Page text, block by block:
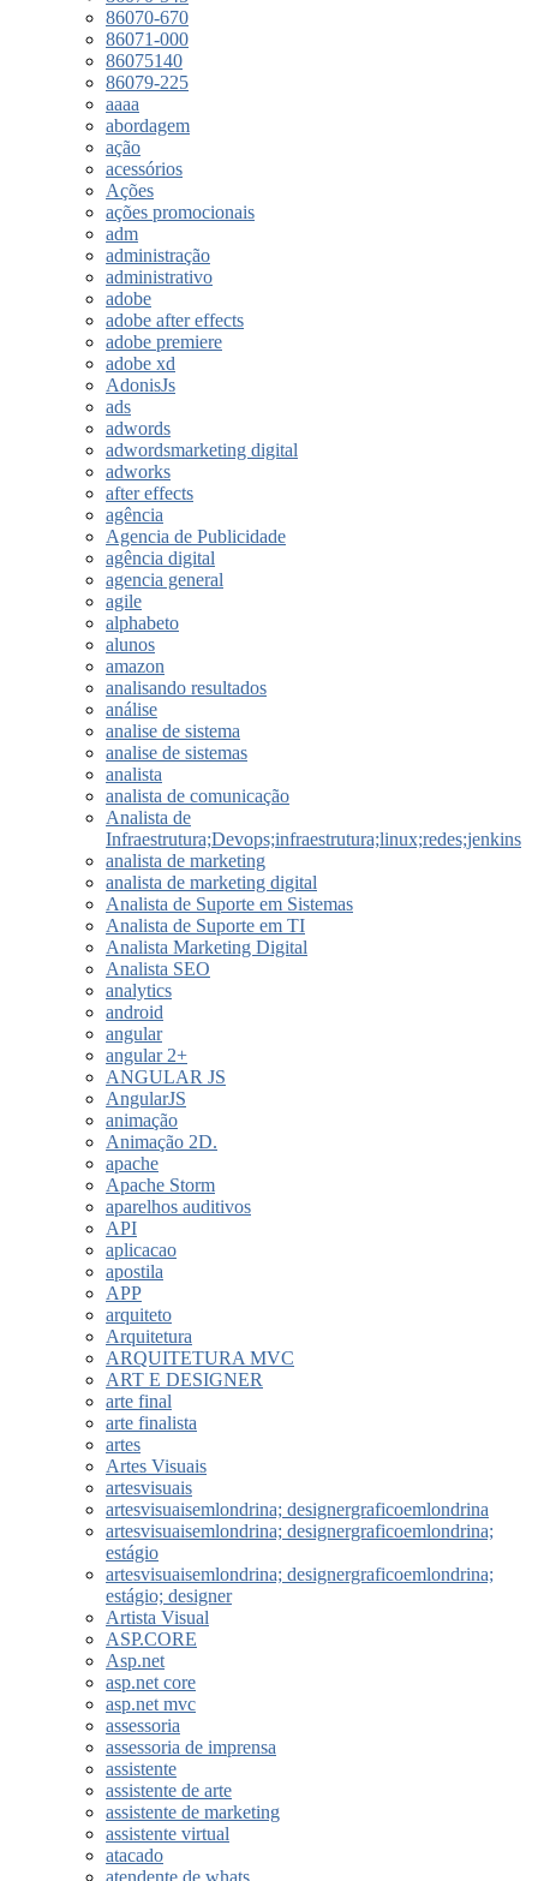
86070-670
86071-000
86075140
86079-225
aaaa
abordagem
ação
acessórios
Ações
ações promocionais
adm
administração
administrativo
adobe
adobe after effects
adobe premiere
adobe xd
AdonisJs
ads
adwords
adwordsmarketing digital
adworks
after effects
agência
Agencia de Publicidade
agência digital
agencia general
agile
alphabeto
alunos
amazon
analisando resultados
análise
analise de sistema
analise de sistemas
analista
analista de comunicação
Analista de
Infraestrutura;Devops;infraestrutura;linux;redes;jenkins
analista de marketing
analista de marketing digital
Analista de Suporte em Sistemas
Analista de Suporte em TI
Analista Marketing Digital
Analista SEO
analytics
android
angular
angular 2+
ANGULAR JS
AngularJS
animação
Animação 2D.
apache
Apache Storm
aparelhos auditivos
API
aplicacao
apostila
APP
arquiteto
Arquitetura
ARQUITETURA MVC
ART E DESIGNER
arte final
arte finalista
artes
Artes Visuais
artesvisuais
artesvisuaisemlondrina; designergraficoemlondrina
artesvisuaisemlondrina; designergraficoemlondrina;
estágio
artesvisuaisemlondrina; designergraficoemlondrina;
estágio; designer
Artista Visual
ASP.CORE
Asp.net
asp.net core
asp.net mvc
assessoria
assessoria de imprensa
assistente
assistente de arte
assistente de marketing
assistente virtual
atacado
atendente de whats